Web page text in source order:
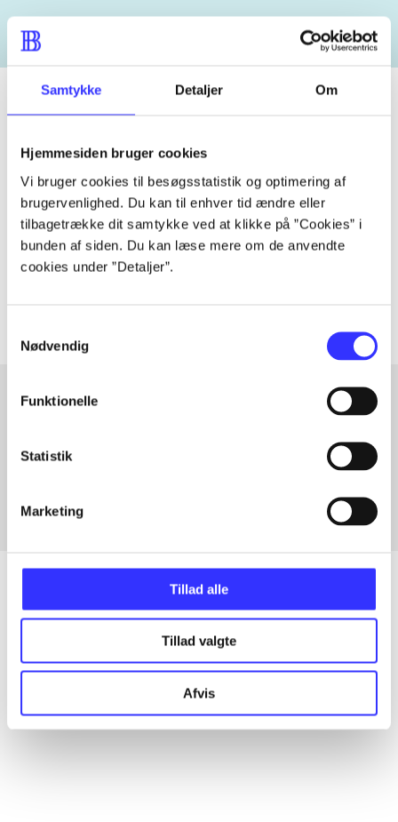
Samtykke Detaljer Om
Hjemmesiden bruger cookies
Vi bruger cookies til besøgsstatistik og optimering af
brugervenlighed. Du kan til enhver tid ændre eller
tilbagetrække dit samtykke ved at klikke på ”Cookies” i
bunden af siden. Du kan læse mere om de anvendte
cookies under ”Detaljer”.
Nødvendig
Funktionelle
Statistik
Marketing
Tillad alle
Tillad valgte
Afvis
Tidsskrift
Artiklen er en del af
lorem ipsum dolor sit amet ...
Tidsskrift
Fra
Alle registrerede artikler fordelt på udgivelser
...